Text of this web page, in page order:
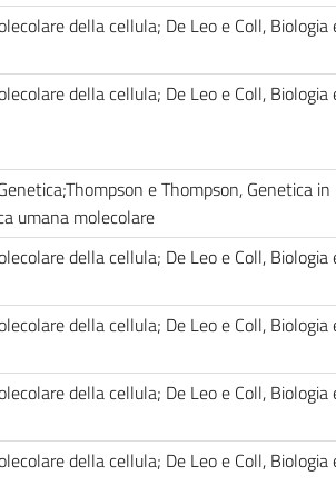
della cellula; De Leo e Coll, Biologia
della cellula; De Leo e Coll, Biologia
e Thompson, Genetica
umana molecolare
della cellula; De Leo e Coll, Biologia
della cellula; De Leo e Coll, Biologia
della cellula; De Leo e Coll, Biologia
della cellula; De Leo e Coll, Biologia